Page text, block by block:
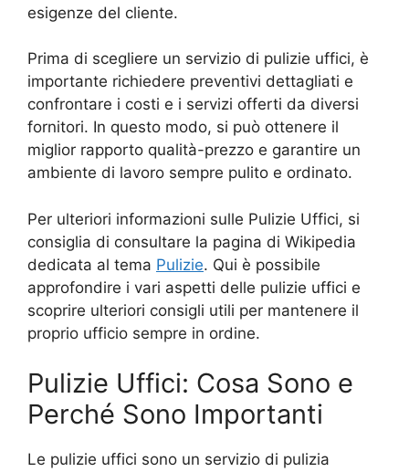
esigenze del cliente.
Prima di scegliere un servizio di pulizie uffici, è
importante richiedere preventivi dettagliati e
confrontare i costi e i servizi offerti da diversi
fornitori. In questo modo, si può ottenere il
miglior rapporto qualità-prezzo e garantire un
ambiente di lavoro sempre pulito e ordinato.
Per ulteriori informazioni sulle Pulizie Uffici, si
consiglia di consultare la pagina di Wikipedia
dedicata al tema Pulizie. Qui è possibile
approfondire i vari aspetti delle pulizie uffici e
scoprire ulteriori consigli utili per mantenere il
proprio ufficio sempre in ordine.
Pulizie Uffici: Cosa Sono e
Perché Sono Importanti
Le pulizie uffici sono un servizio di pulizia